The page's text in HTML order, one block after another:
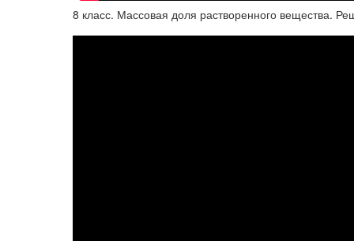
8 класс. Массовая доля растворенного вещества.